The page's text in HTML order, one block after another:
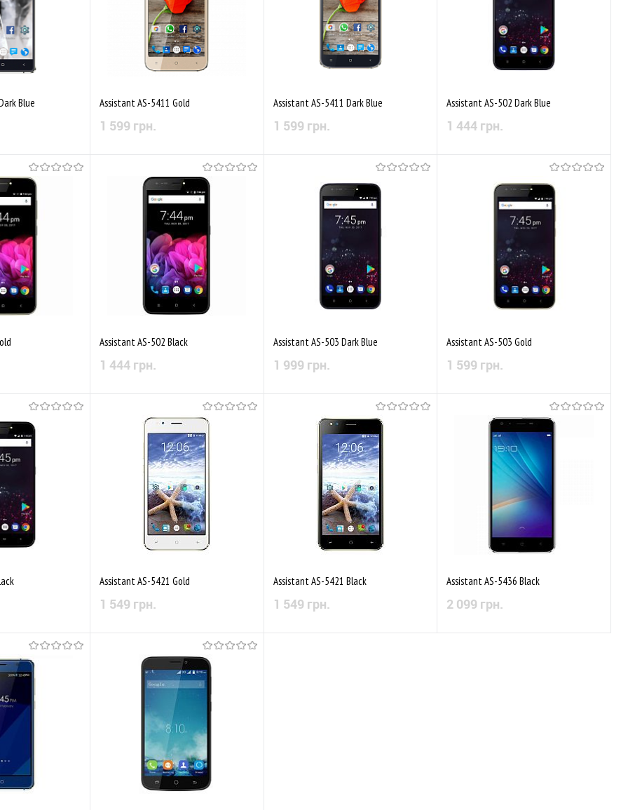
Blue Assistant AS-5411 Gold
1 599 грн.
Немає в наявності
До обраного
Assistant AS-5411 Dark Blue
1 599 грн.
Немає в наявності
До обраного Порівняти
Assistant AS-502 Dark Blue
1 444 грн.
Немає в наявності
До обраного Порівняти
Порівняти
Assistant AS-502 Black
1 444 грн.
Немає в наявності
До обраного Порівняти
Assistant AS-503 Dark Blue
1 999 грн.
Немає в наявності
До обраного Порівняти
Assistant AS-503 Gold
1 599 грн.
Немає в наявності
До обраного
Assistant AS-5421 Gold
1 549 грн.
Немає в наявності
До обраного Порівняти
Assistant AS-5421 Black
1 549 грн.
Assistant AS-5436 Black
2 099 грн.